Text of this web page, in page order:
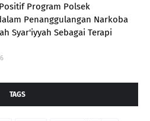
Program Polsek
Penanggulangan Narkoba
Syar'iyyah Sebagai Terapi
TAGS